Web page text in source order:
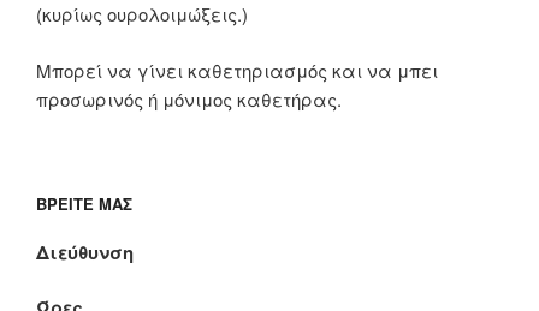
(κυρίως ουρολοιμώξεις.)
Μπορεί να γίνει καθετηριασμός και να μπει
προσωρινός ή μόνιμος καθετήρας.
ΒΡΕΊΤΕ ΜΑΣ
Διεύθυνση